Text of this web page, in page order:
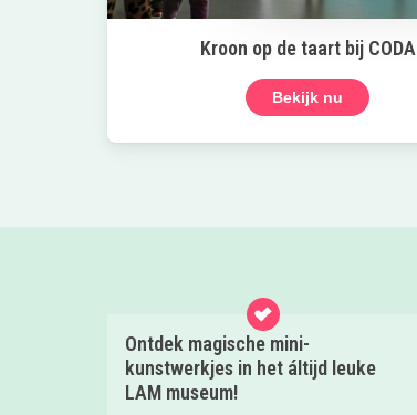
Kroon op de taart bij CODA
Bekijk nu
Ontdek magische mini-
kunstwerkjes in het áltijd leuke
LAM museum!